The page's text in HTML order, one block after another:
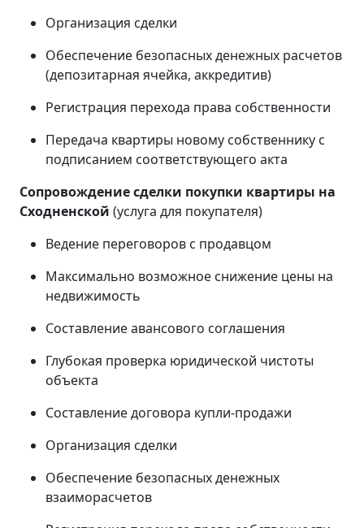
Организация сделки
Обеспечение безопасных денежных расчетов
(депозитарная ячейка, аккредитив)
Регистрация перехода права собственности
Передача квартиры новому собственнику с
подписанием соответствующего акта
Сопровождение сделки покупки квартиры на
Сходненской (услуга для покупателя)
Ведение переговоров с продавцом
Максимально возможное снижение цены на
недвижимость
Составление авансового соглашения
Глубокая проверка юридической чистоты
объекта
Составление договора купли-продажи
Организация сделки
Обеспечение безопасных денежных
взаиморасчетов